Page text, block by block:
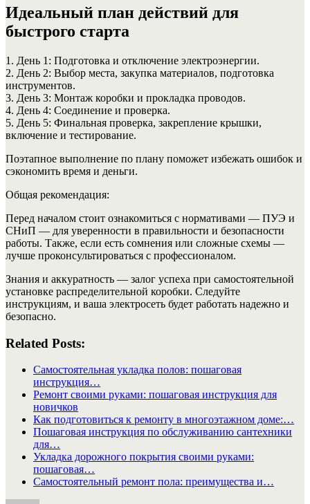
Идеальный план действий для
быстрого старта
1. День 1: Подготовка и отключение электроэнергии.
2. День 2: Выбор места, закупка материалов, подготовка
инструментов.
3. День 3: Монтаж коробки и прокладка проводов.
4. День 4: Соединение и проверка.
5. День 5: Финальная проверка, закрепление крышки,
включение и тестирование.
Поэтапное выполнение по плану поможет избежать ошибок и
сэкономить время и деньги.
Общая рекомендация:
Перед началом стоит ознакомиться с нормативами — ПУЭ и
СНиП — для уверенности в правильности и безопасности
работы. Также, если есть сомнения или сложные схемы —
лучше проконсультироваться с профессионалом.
Знания и аккуратность — залог успеха при самостоятельной
установке распределительной коробки. Следуйте
инструкциям, и ваша электросеть будет работать надежно и
безопасно.
Related Posts:
Самостоятельная укладка полов: пошаговая
инструкция…
Ремонт своими руками: пошаговая инструкция для
новичков
Как подготовиться к ремонту в многоэтажном доме:…
Пошаговая инструкция по обслуживанию сантехники
для…
Укладка дорожного покрытия своими руками:
пошаговая…
Самостоятельный ремонт пола: преимущества и…